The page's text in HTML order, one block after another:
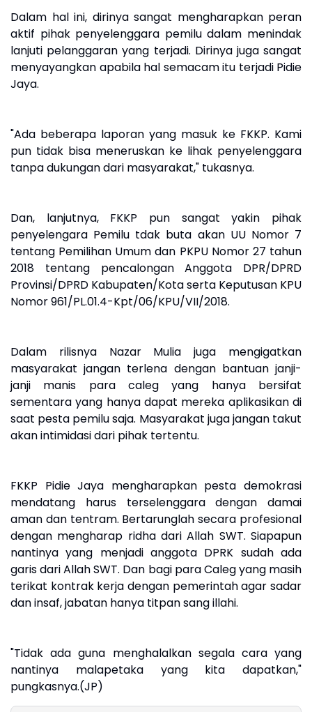
Dalam hal ini, dirinya sangat mengharapkan peran
aktif pihak penyelenggara pemilu dalam menindak
lanjuti pelanggaran yang terjadi. Dirinya juga sangat
menyayangkan apabila hal semacam itu terjadi Pidie
Jaya.
"Ada beberapa laporan yang masuk ke FKKP. Kami
pun tidak bisa meneruskan ke lihak penyelenggara
tanpa dukungan dari masyarakat," tukasnya.
Dan, lanjutnya, FKKP pun sangat yakin pihak
penyelengara Pemilu tdak buta akan UU Nomor 7
tentang Pemilihan Umum dan PKPU Nomor 27 tahun
2018 tentang pencalongan Anggota DPR/DPRD
Provinsi/DPRD Kabupaten/Kota serta Keputusan KPU
Nomor 961/PL.01.4-Kpt/06/KPU/VII/2018.
Dalam rilisnya Nazar Mulia juga mengigatkan
masyarakat jangan terlena dengan bantuan janji-
janji manis para caleg yang hanya bersifat
sementara yang hanya dapat mereka aplikasikan di
saat pesta pemilu saja. Masyarakat juga jangan takut
akan intimidasi dari pihak tertentu.
FKKP Pidie Jaya mengharapkan pesta demokrasi
mendatang harus terselenggara dengan damai
aman dan tentram. Bertarunglah secara profesional
dengan mengharap ridha dari Allah SWT. Siapapun
nantinya yang menjadi anggota DPRK sudah ada
garis dari Allah SWT. Dan bagi para Caleg yang masih
terikat kontrak kerja dengan pemerintah agar sadar
dan insaf, jabatan hanya titpan sang illahi.
"Tidak ada guna menghalalkan segala cara yang
nantinya malapetaka yang kita dapatkan,"
pungkasnya.(JP)